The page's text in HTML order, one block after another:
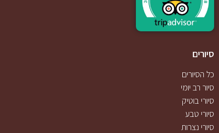
סיורים
כל הסיורים
סיור רב יומי
סיורי בוטיק
סיורי טבע
סיורי נצרות